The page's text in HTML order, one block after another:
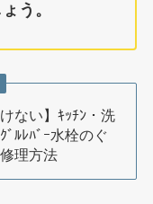
う。
ない】ｷｯﾁﾝ・洗
ﾙﾚﾊﾞｰ水栓のぐ
理方法